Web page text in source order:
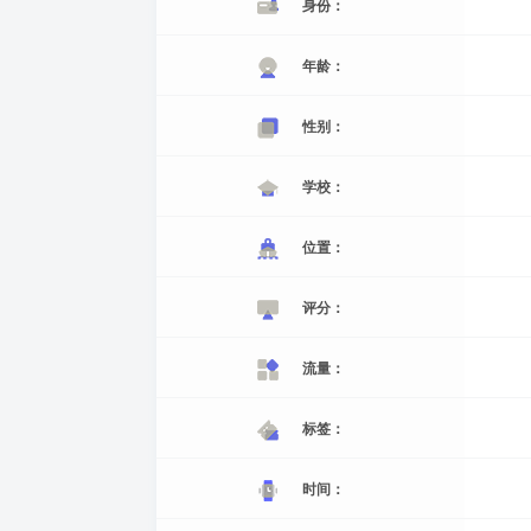
身份：
年龄：
性别：
学校：
位置：
评分：
流量：
标签：
时间：